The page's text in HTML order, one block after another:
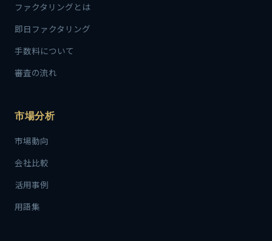
ファクタリングとは
即日ファクタリング
手数料について
審査の流れ
市場分析
市場動向
会社比較
活用事例
用語集